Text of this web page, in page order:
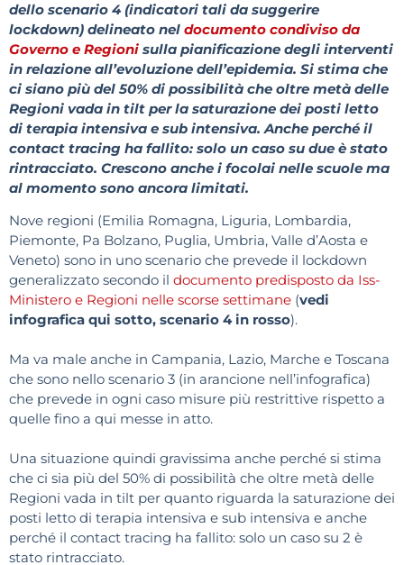
dello scenario 4 (indicatori tali da suggerire
lockdown) delineato nel documento condiviso da
Governo e Regioni sulla pianificazione degli interventi
in relazione all’evoluzione dell’epidemia. Si stima che
ci siano più del 50% di possibilità che oltre metà delle
Regioni vada in tilt per la saturazione dei posti letto
di terapia intensiva e sub intensiva. Anche perché il
contact tracing ha fallito: solo un caso su due è stato
rintracciato. Crescono anche i focolai nelle scuole ma
al momento sono ancora limitati.
Nove regioni (Emilia Romagna, Liguria, Lombardia,
Piemonte, Pa Bolzano, Puglia, Umbria, Valle d’Aosta e
Veneto) sono in uno scenario che prevede il lockdown
generalizzato secondo il documento predisposto da Iss-
Ministero e Regioni nelle scorse settimane (vedi
infografica qui sotto, scenario 4 in rosso).
Ma va male anche in Campania, Lazio, Marche e Toscana
che sono nello scenario 3 (in arancione nell’infografica)
che prevede in ogni caso misure più restrittive rispetto a
quelle fino a qui messe in atto.
Una situazione quindi gravissima anche perché si stima
che ci sia più del 50% di possibilità che oltre metà delle
Regioni vada in tilt per quanto riguarda la saturazione dei
posti letto di terapia intensiva e sub intensiva e anche
perché il contact tracing ha fallito: solo un caso su 2 è
stato rintracciato.